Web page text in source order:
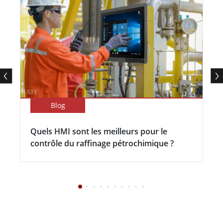
Blog
Quels HMI sont les meilleurs pour le
contrôle du raffinage pétrochimique ?